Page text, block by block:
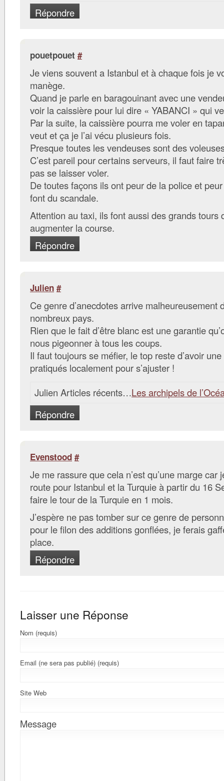
Répondre
pouetpouet #
Je viens souvent a Istanbul et à chaque fois je
manège.
Quand je parle en baragouinant avec une
voir la caissière pour lui dire « YABANCI » qui
Par la suite, la caissière pourra me voler en
veut et ça je l’ai vécu plusieurs fois.
Presque toutes les vendeuses sont des
C’est pareil pour certains serveurs, il faut faire
pas se laisser voler.
De toutes façons ils ont peur de la police et
font du scandale.
Attention au taxi, ils font aussi des grands tours
augmenter la course.
Répondre
Julien #
Ce genre d’anecdotes arrive malheureusement
nombreux pays.
Rien que le fait d’être blanc est une garantie
nous pigeonner à tous les coups.
Il faut toujours se méfier, le top reste d’avoir
pratiqués localement pour s’ajuster !
Julien Articles récents…Les archipels de
Répondre
Evenstood #
Je me rassure que cela n’est qu’une marge car
route pour Istanbul et la Turquie à partir du 16
faire le tour de la Turquie en 1 mois.
J’espère ne pas tomber sur ce genre de
pour le filon des additions gonflées, je ferais
place.
Répondre
Laisser une Réponse
Nom (requis)
Email (ne sera pas publié) (requis)
Site Web
Message